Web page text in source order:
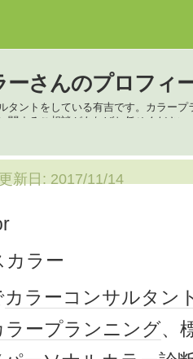
ーさんのプロフィ
タントをしている有吉です。カラー
関するご相談があればお任せください
新日: 2017/11/14
カラー
カラーコンサルタン
ラープランニング、